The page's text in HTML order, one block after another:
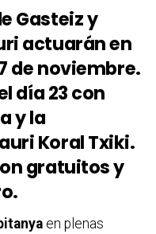
Gasteiz y
actuarán en
de noviembre.
día 23 con
y la
Koral Txiki.
gratuitos y
en plenas